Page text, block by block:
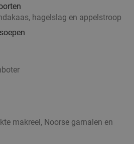
hagelslag en appelstroop
makreel, Noorse garnalen en